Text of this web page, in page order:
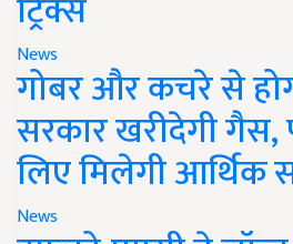
ट्रिक्स
News
गोबर और कचरे से
सरकार खरीदेगी
लिए मिलेगी आर्थिक
News